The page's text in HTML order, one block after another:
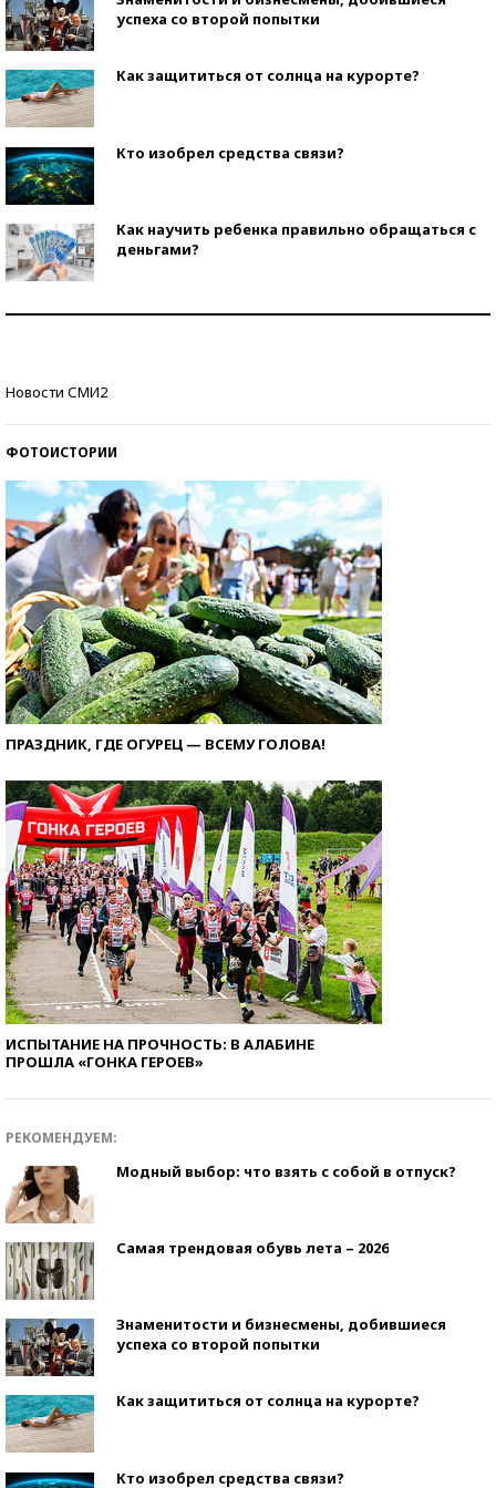
успеха со второй попытки
Как защититься от солнца на курорте?
Кто изобрел средства связи?
Как научить ребенка правильно обращаться с
деньгами?
Новости СМИ2
ФОТОИСТОРИИ
ПРАЗДНИК, ГДЕ ОГУРЕЦ — ВСЕМУ ГОЛОВА!
ИСПЫТАНИЕ НА ПРОЧНОСТЬ: В АЛАБИНЕ
ПРОШЛА «ГОНКА ГЕРОЕВ»
РЕКОМЕНДУЕМ:
Модный выбор: что взять с собой в отпуск?
Самая трендовая обувь лета – 2026
Знаменитости и бизнесмены, добившиеся
успеха со второй попытки
Как защититься от солнца на курорте?
Кто изобрел средства связи?